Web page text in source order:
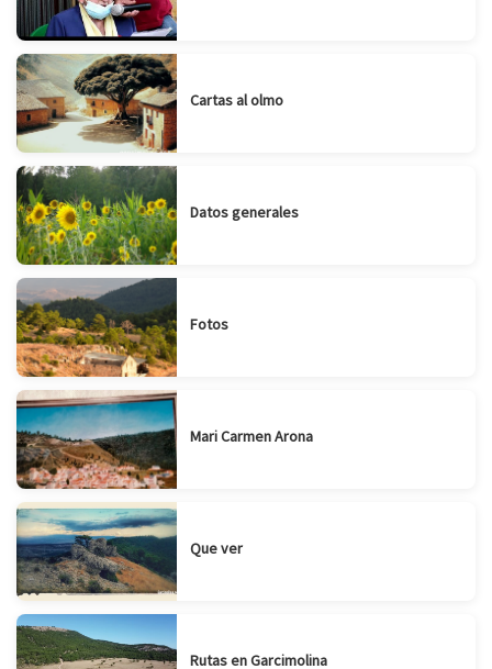
Cartas al olmo
Datos generales
Fotos
Mari Carmen Arona
Que ver
Rutas en Garcimolina